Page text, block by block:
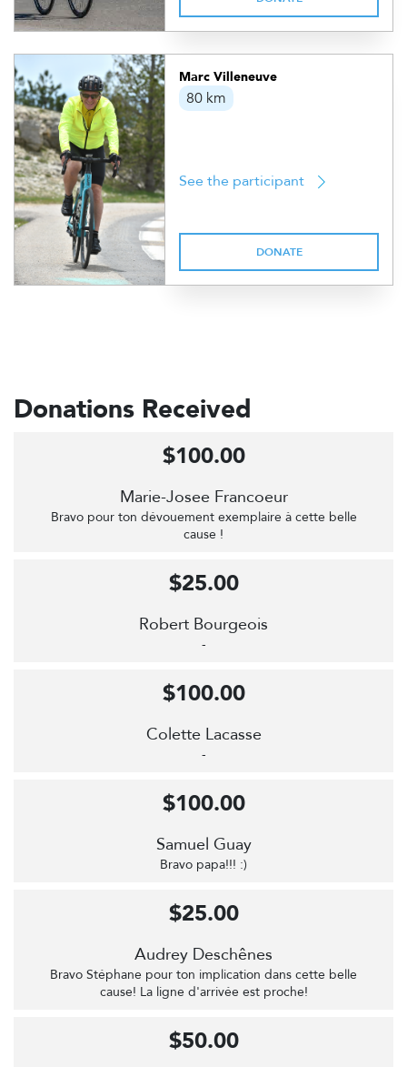
Marc Villeneuve
80 km
See the participant
DONATE
Donations Received
Marie-Josee Francoeur
Bravo pour ton dévouement exemplaire à cette belle
cause !
$100.00
Robert Bourgeois
-
$25.00
Colette Lacasse
-
$100.00
Samuel Guay
Bravo papa!!! :)
$100.00
Audrey Deschênes
Bravo Stéphane pour ton implication dans cette belle
cause! La ligne d'arrivée est proche!
$25.00
$50.00